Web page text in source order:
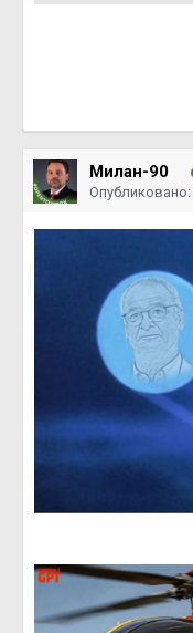
Милан-90
Опубликовано: